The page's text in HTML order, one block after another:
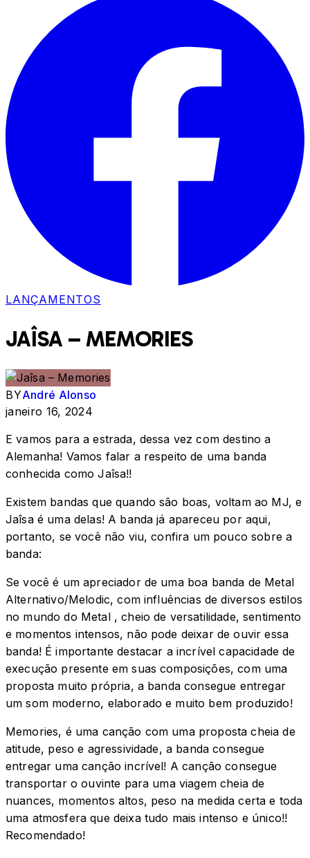
LANÇAMENTOS
JAÎSA – MEMORIES
BYAndré Alonso
janeiro 16, 2024
E vamos para a estrada, dessa vez com destino a
Alemanha! Vamos falar a respeito de uma banda
conhecida como Jaîsa!!
Existem bandas que quando são boas, voltam ao MJ, e
Jaîsa é uma delas! A banda já apareceu por aqui,
portanto, se você não viu, confira um pouco sobre a
banda:
Se você é um apreciador de uma boa banda de Metal
Alternativo/Melodic, com influências de diversos estilos
no mundo do Metal , cheio de versatilidade, sentimento
e momentos intensos, não pode deixar de ouvir essa
banda! É importante destacar a incrível capacidade de
execução presente em suas composições, com uma
proposta muito própria, a banda consegue entregar
um som moderno, elaborado e muito bem produzido!
Memories, é uma canção com uma proposta cheia de
atitude, peso e agressividade, a banda consegue
entregar uma canção incrível! A canção consegue
transportar o ouvinte para uma viagem cheia de
nuances, momentos altos, peso na medida certa e toda
uma atmosfera que deixa tudo mais intenso e único!!
Recomendado!